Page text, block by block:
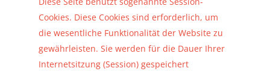
Cookies. Diese Cookies sind erforderlich, um
die wesentliche Funktionalität der Website zu
gewährleisten. Sie werden für die Dauer Ihrer
Internetsitzung (Session) gespeichert